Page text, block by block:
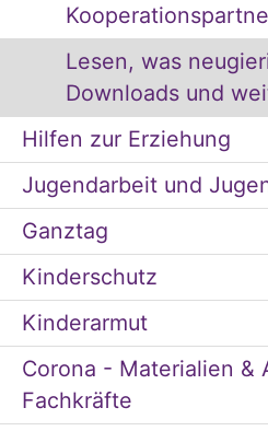
Lesen, was
Downloads und
Hilfen zur Erziehung
Jugendarbeit und
Ganztag
Kinderschutz
Kinderarmut
Corona - Materialien &
Fachkräfte